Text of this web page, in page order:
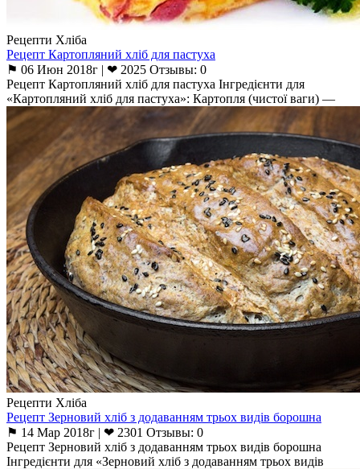
Рецепти Хліба
Рецепт Картопляний хліб для пастуха
⚑ 06 Июн 2018г | ❤ 2025 Отзывы: 0
Рецепт Картопляний хліб для пастуха Інгредієнти для
«Картопляний хліб для пастуха»: Картопля (чистої ваги) —
Рецепти Хліба
Рецепт Зерновий хліб з додаванням трьох видів борошна
⚑ 14 Мар 2018г | ❤ 2301 Отзывы: 0
Рецепт Зерновий хліб з додаванням трьох видів борошна
Інгредієнти для «Зерновий хліб з додаванням трьох видів